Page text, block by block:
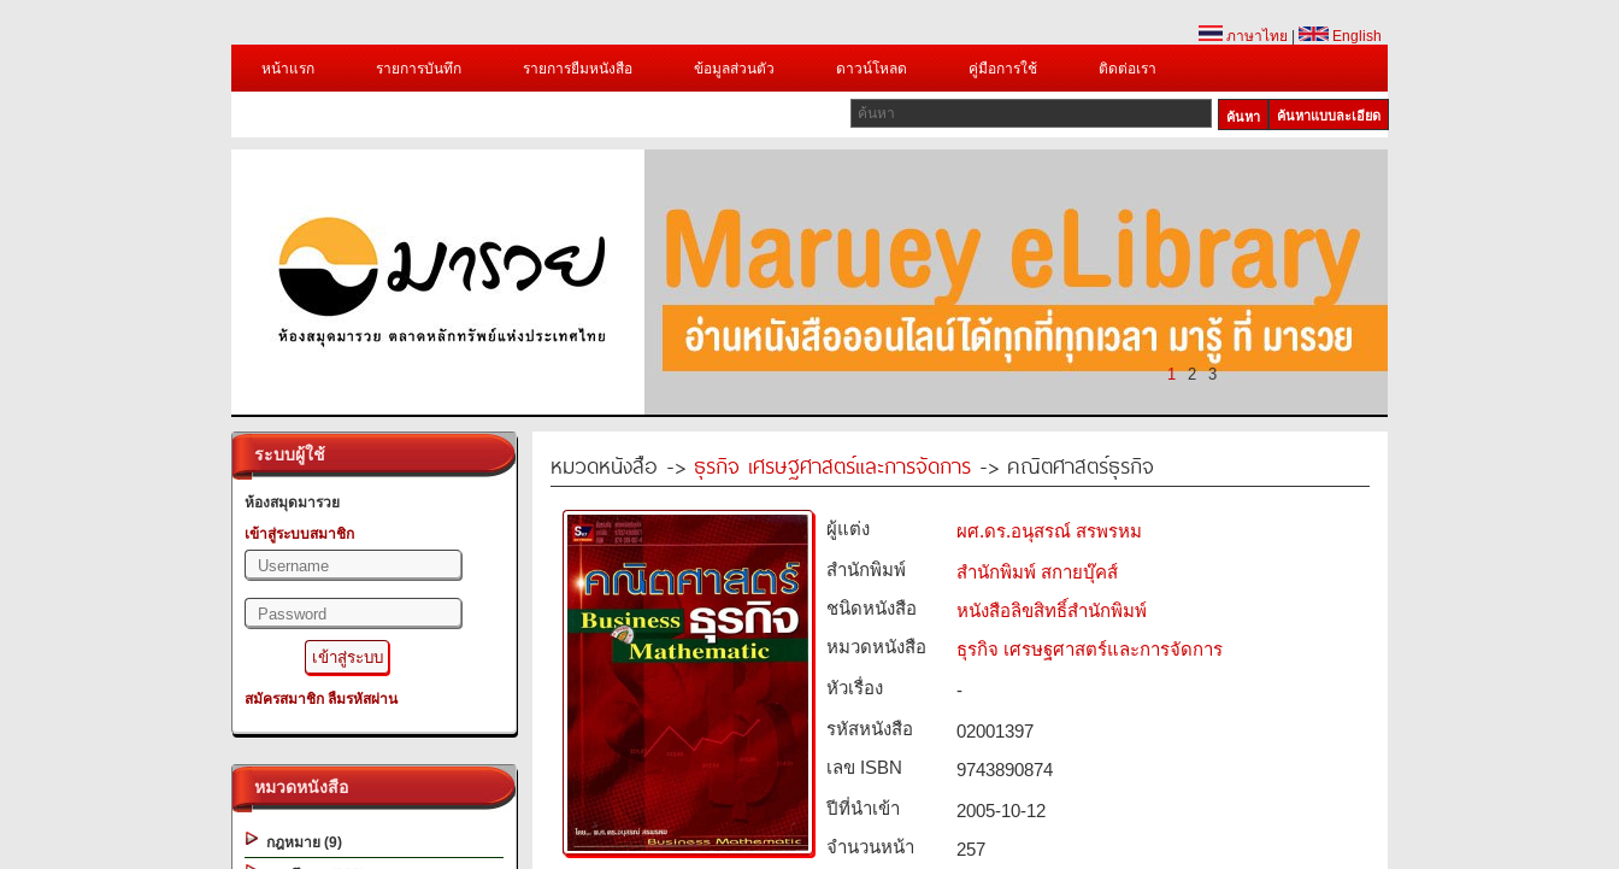
ภาษาไทย
English
หน้าแรก
รายการบันทึก รายการยืมหนังสือ ข้อมูลส่วนตัว ดาวน์โหลด คู่มือการใช้ ติดต่อเรา
ค้นหาแบบละเอียด
1 2 3
ระบบผู้ใช้
ห้องสมุดมารวย
เข้าสู่ระบบสมาชิก
สมัครสมาชิก ลืมรหัสผ่าน
หมวดหนังสือ
กฎหมาย (9)
หมวดหนังสือ -> ธุรกิจ เศรษฐศาสตร์และการจัดการ -> คณิตศาสตร์ธุรกิจ
ผู้แต่ง
ผศ.ดร.อนุสรณ์ สรพรหม
สำนักพิมพ์
สำนักพิมพ์ สกายบุ๊คส์
ชนิดหนังสือ­
หนังสือลิขสิทธิ์สำนักพิมพ์
หมวดหนังสือ­
ธุรกิจ เศรษฐศาสตร์และการจัดการ
หัวเรื่อง
-
รหัสหนังสือ­
02001397
เลข ISBN
9743890874
ปีที่นำเข้า
2005-10-12
จำนวนหน้า
257